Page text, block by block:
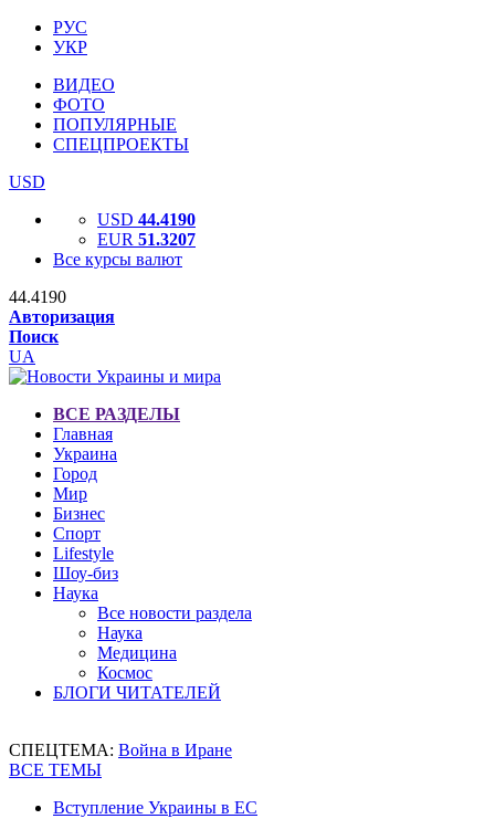
РУС
УКР
ВИДЕО
ФОТО
ПОПУЛЯРНЫЕ
СПЕЦПРОЕКТЫ
USD
USD 44.4190
EUR 51.3207
Все курсы валют
44.4190
Авторизация
Поиск
UA
ВСЕ РАЗДЕЛЫ
Главная
Украина
Город
Мир
Бизнес
Спорт
Lifestyle
Шоу-биз
Наука
Все новости раздела
Наука
Медицина
Космос
БЛОГИ ЧИТАТЕЛЕЙ
СПЕЦТЕМА: Война в Иране
ВСЕ ТЕМЫ
Вступление Украины в ЕС